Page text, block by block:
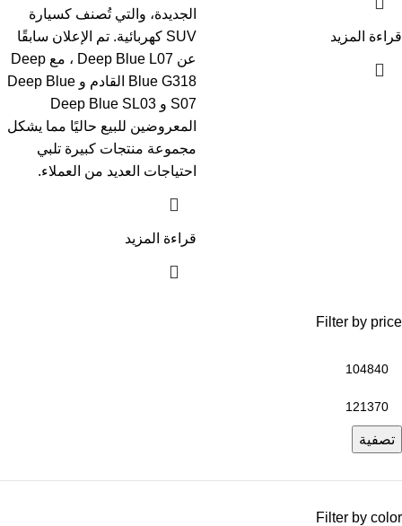
Filter by price
تصفية
Filter by color
قراءة المزيد
الجديدة، والتي تُصنف كسيارة
SUV كهربائية. تم الإعلان سابقًا
عن Deep Blue L07 ، مع Deep
Blue G318 القادم و Deep Blue
S07 و Deep Blue SL03
المعروضين للبيع حاليًا مما يشكل
مجموعة منتجات كبيرة تلبي
احتياجات العديد من العملاء.
قراءة المزيد